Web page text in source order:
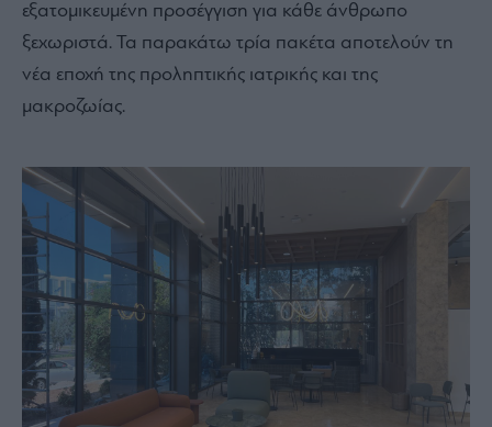
εξατομικευμένη προσέγγιση για κάθε άνθρωπο
ξεχωριστά. Τα παρακάτω τρία πακέτα αποτελούν τη
νέα εποχή της προληπτικής ιατρικής και της
μακροζωίας.